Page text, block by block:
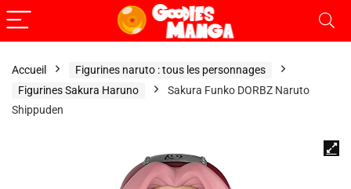
Accueil
Figurines naruto : tous les personnages
Figurines Sakura Haruno
Sakura Funko DORBZ Naruto
Shippuden